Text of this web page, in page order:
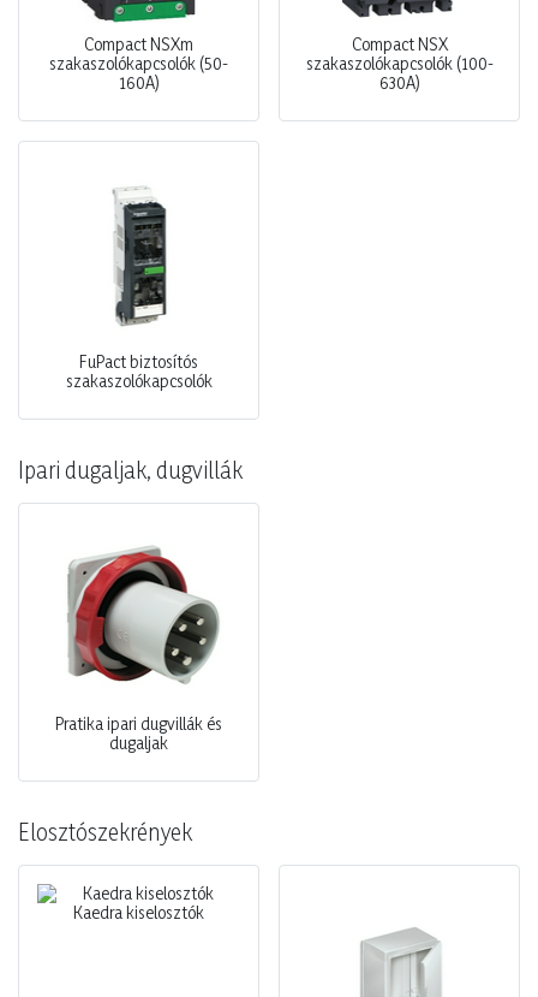
Compact NSXm
szakaszolókapcsolók (50-
160A)
Compact NSX
szakaszolókapcsolók (100-
630A)
FuPact biztosítós
szakaszolókapcsolók
Ipari dugaljak, dugvillák
Pratika ipari dugvillák és
dugaljak
Elosztószekrények
Kaedra kiselosztók